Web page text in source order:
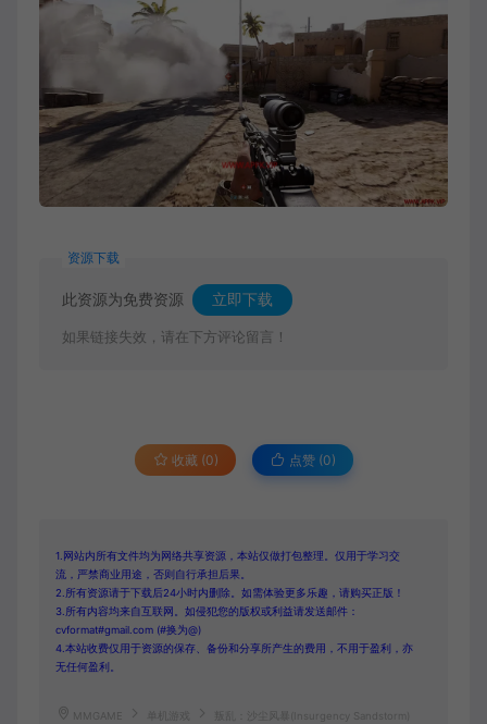
资源下载
此资源为免费资源 立即下载
如果链接失效，请在下方评论留言！
收藏 (0) 点赞 (0)
1.网站内所有文件均为网络共享资源，本站仅做打包整理。仅用于学习交
流，严禁商业用途，否则自行承担后果。
2.所有资源请于下载后24小时内删除。如需体验更多乐趣，请购买正版！
3.所有内容均来自互联网。如侵犯您的版权或利益请发送邮件：
cvformat#gmail.com (#换为@)
4.本站收费仅用于资源的保存、备份和分享所产生的费用，不用于盈利，亦
无任何盈利。
MMGAME 叛乱：沙尘风暴(Insurgency Sandstorm)